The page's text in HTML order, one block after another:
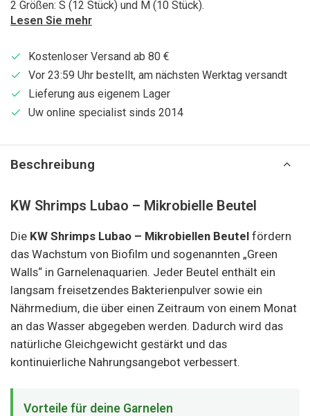
2 Größen: S (12 Stück) und M (10 Stück).
Lesen Sie mehr
Kostenloser Versand ab 80 €
Vor 23:59 Uhr bestellt, am nächsten Werktag versandt
Lieferung aus eigenem Lager
Uw online specialist sinds 2014
Beschreibung
KW Shrimps Lubao – Mikrobielle Beutel
Die KW Shrimps Lubao – Mikrobiellen Beutel fördern
das Wachstum von Biofilm und sogenannten „Green
Walls“ in Garnelenaquarien. Jeder Beutel enthält ein
langsam freisetzendes Bakterienpulver sowie ein
Nährmedium, die über einen Zeitraum von einem Monat
an das Wasser abgegeben werden. Dadurch wird das
natürliche Gleichgewicht gestärkt und das
kontinuierliche Nahrungsangebot verbessert.
Vorteile für deine Garnelen